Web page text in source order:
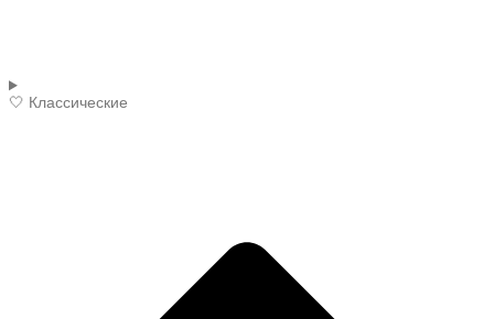
🤍 Классические